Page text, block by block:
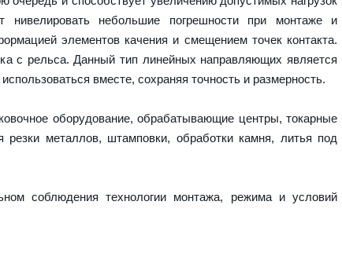
нивелировать небольшие погрешности при монтаже и
элементов качения и смещением точек контакта.
с рельса. Данный тип линейных направляющих является
вместе, сохраняя точность и размерность.
оборудование, обрабатывающие центры, токарные
металлов, штамповки, обработки камня, литья под
соблюдения технологии монтажа, режима и условий